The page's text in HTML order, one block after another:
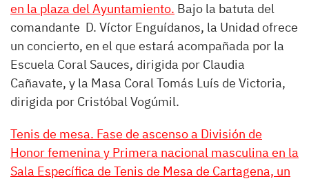
en la plaza del Ayuntamiento. Bajo la batuta del
comandante D. Víctor Enguídanos, la Unidad ofrece
un concierto, en el que estará acompañada por la
Escuela Coral Sauces, dirigida por Claudia
Cañavate, y la Masa Coral Tomás Luís de Victoria,
dirigida por Cristóbal Vogúmil.
Tenis de mesa. Fase de ascenso a División de
Honor femenina y Primera nacional masculina en la
Sala Específica de Tenis de Mesa de Cartagena, un